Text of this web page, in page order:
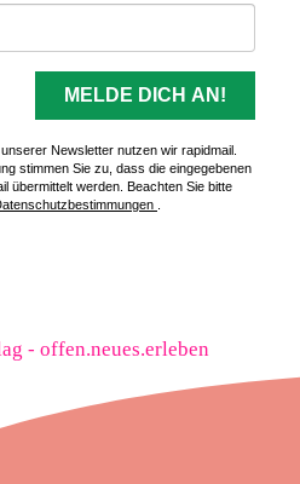
MELDE DICH AN!
Newsletter nutzen wir rapidmail.
stimmen Sie zu, dass die eingegebenen
übermittelt werden. Beachten Sie bitte